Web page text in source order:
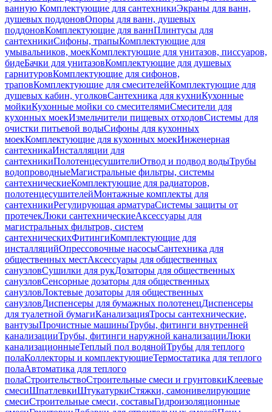
ванную Комплектующие для сантехникиЭкраны для ванн,
душевых поддоновОпоры для ванн, душевых
поддоновКомплектующие для ваннПлинтусы для
сантехникиСифоны, трапыКомплектующие для
умывальников, моекКомплектующие для унитазов, писсуаров,
бидеБачки для унитазовКомплектующие для душевых
гарнитуровКомплектующие для сифонов,
траповКомплектующие для смесителейКомплектующие для
душевых кабин, уголковСантехника для кухниКухонные
мойкиКухонные мойки со смесителямиСмесители для
кухонных моекИзмельчители пищевых отходовСистемы для
очистки питьевой водыСифоны для кухонных
моекКомплектующие для кухонных моекИнженерная
сантехникаИнсталляции для
сантехникиПолотенцесушителиОтвод и подвод водыТрубы
водопроводныеМагистральные фильтры, системы
сантехническиеКомплектующие для радиаторов,
полотенцесушителейМонтажные комплекты для
сантехникиРегулирующая арматураСистемы защиты от
протечекЛюки сантехническиеАксессуары для
магистральных фильтров, систем
сантехническихФитингиКомплектующие для
инсталляцийОпрессовочные насосыСантехника для
общественных местАксессуары для общественных
санузловСушилки для рукДозаторы для общественных
санузловСенсорные дозаторы для общественных
санузловЛоктевые дозаторы для общественных
санузловДиспенсеры для бумажных полотенецДиспенсеры
для туалетной бумагиКанализацияТросы сантехнические,
вантузыПрочистные машиныТрубы, фитинги внутренней
канализацииТрубы, фитинги наружной канализацииЛюки
канализационныеТеплый пол водянойТрубы для теплого
полаКоллекторы и комплектующиеТермостатика для теплого
полаАвтоматика для теплого
полаСтроительствоСтроительные смеси и грунтовкиКлеевые
смесиШпатлевкиШтукатуркиСтяжки, самонивелирующие
смесиСтроительные смеси, составыГидроизоляционные